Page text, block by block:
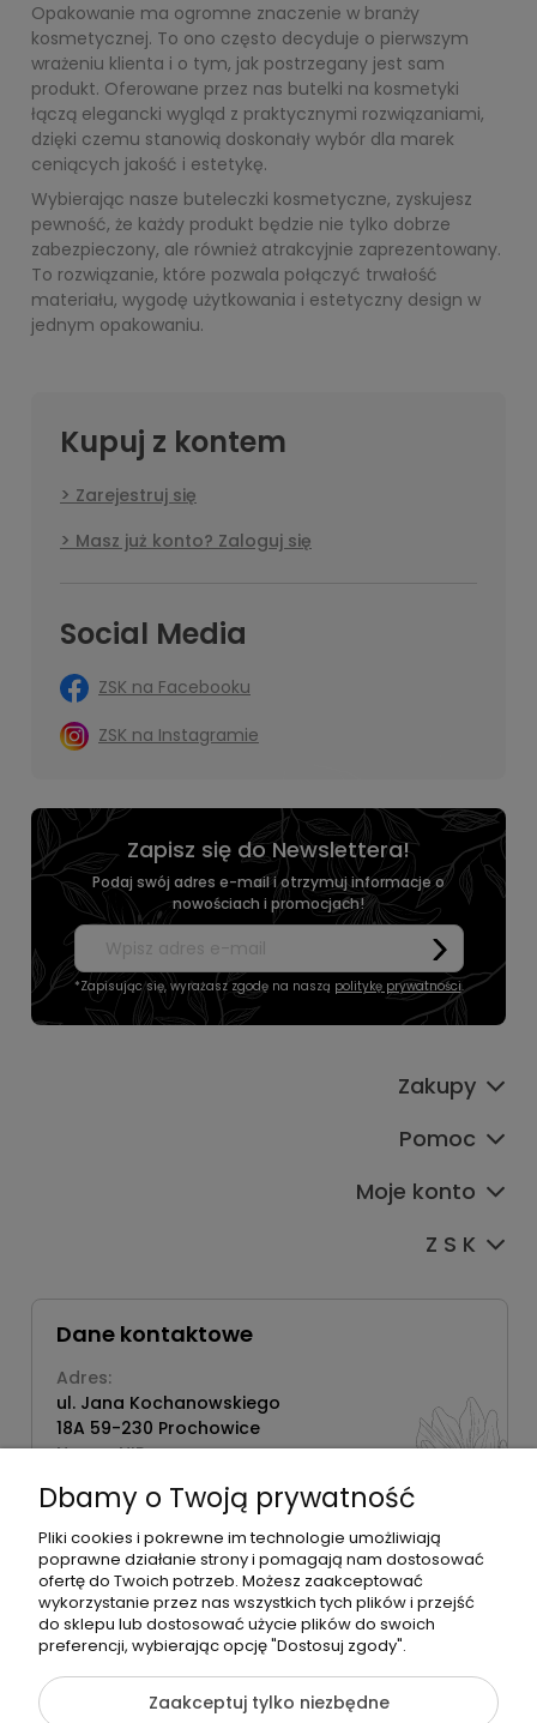
Opakowanie ma ogromne znaczenie w branży
kosmetycznej. To ono często decyduje o pierwszym
wrażeniu klienta i o tym, jak postrzegany jest sam
produkt. Oferowane przez nas butelki na kosmetyki
łączą elegancki wygląd z praktycznymi rozwiązaniami,
dzięki czemu stanowią doskonały wybór dla marek
ceniących jakość i estetykę.
Wybierając nasze buteleczki kosmetyczne, zyskujesz
pewność, że każdy produkt będzie nie tylko dobrze
zabezpieczony, ale również atrakcyjnie zaprezentowany.
To rozwiązanie, które pozwala połączyć trwałość
materiału, wygodę użytkowania i estetyczny design w
jednym opakowaniu.
Kupuj z kontem
Zarejestruj się
Masz już konto? Zaloguj się
Social Media
ZSK na Facebooku
ZSK na Instagramie
Zapisz się do Newslettera!
Podaj swój adres e-mail i otrzymuj informacje o
nowościach i promocjach!
*Zapisując się, wyrażasz zgodę na naszą politykę prywatności.
Zakupy
Pomoc
Moje konto
Z S K
Dane kontaktowe
Adres:
ul. Jana Kochanowskiego
18A 59-230 Prochowice
Numer NIP:
Telefon:
518358020
©2026 Wszelkie Prawa Zastrzeżone | Zrób Sobie Krem
Szablon Flex byEcommercy
Dbamy o Twoją prywatność
Pliki cookies i pokrewne im technologie umożliwiają
poprawne działanie strony i pomagają nam dostosować
ofertę do Twoich potrzeb. Możesz zaakceptować
wykorzystanie przez nas wszystkich tych plików i przejść
do sklepu lub dostosować użycie plików do swoich
preferencji, wybierając opcję "Dostosuj zgody".
Zaakceptuj tylko niezbędne